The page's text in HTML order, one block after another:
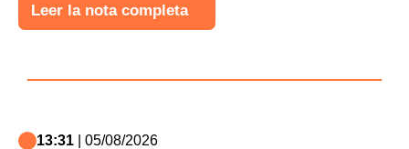
Leer la nota completa
13:31 | 05/08/2026